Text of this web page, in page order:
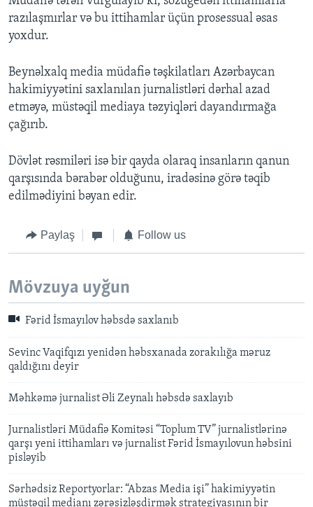
razılaşmırlar və bu ittihamlar üçün prosessual əsas
yoxdur.
Beynəlxalq media müdafiə təşkilatları Azərbaycan
hakimiyyətini saxlanılan jurnalistləri dərhal azad
etməyə, müstəqil mediaya təzyiqləri dayandırmağa
çağırıb.
Dövlət rəsmiləri isə bir qayda olaraq insanların qanun
qarşısında bərabər olduğunu, iradəsinə görə təqib
edilmədiyini bəyan edir.
Paylaş Follow us
Mövzuya uyğun
Fərid İsmayılov həbsdə saxlanıb
Sevinc Vaqifqızı yenidən həbsxanada zorakılığa məruz
qaldığını deyir
Məhkəmə jurnalist Əli Zeynalı həbsdə saxlayıb
Jurnalistləri Müdafiə Komitəsi “Toplum TV” jurnalistlərinə
qarşı yeni ittihamları və jurnalist Fərid İsmayılovun həbsini
pisləyib
Sərhədsiz Reportyorlar: “Abzas Media işi” hakimiyyətin
müstəqil medianı zərəsizləşdirmək strategiyasının bir